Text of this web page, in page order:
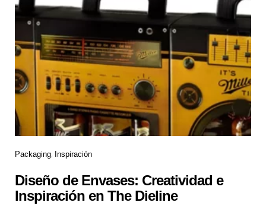
Packaging Inspiración
Diseño de Envases: Creatividad e
Inspiración en The Dieline